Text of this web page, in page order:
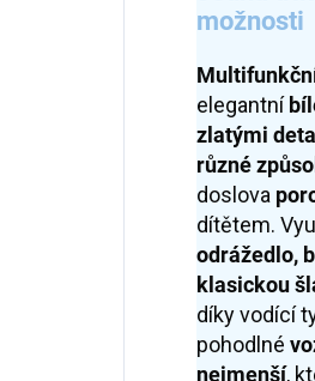
možnosti
elegantní
zlatými
různé
doslova
dítětem.
odrážedlo,
klasickou
díky vodící
pohodlné
nejmenší,